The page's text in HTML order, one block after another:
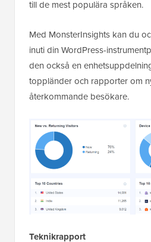
till de mest populära språken.
Med MonsterInsights kan du
inuti din WordPress-
den också en
toppländer och rapporter om
återkommande besökare.
Teknikrapport